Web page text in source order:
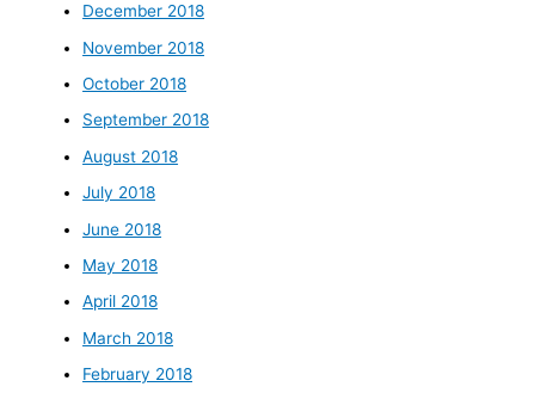
December 2018
November 2018
October 2018
September 2018
August 2018
July 2018
June 2018
May 2018
April 2018
March 2018
February 2018